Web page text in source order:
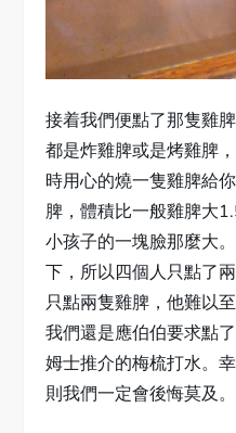
接着我們便點了那隻雞
都是炸雞脾或是烤雞脾
時用心的燒一隻雞脾給
脾，體積比一般雞脾大
小孩子的一塊臉那麼大
下，所以四個人只點了
只點兩隻雞脾，他難以
我們還是應伯伯要求點
姆士推介的梅梳打水。
則我們一定會後悔莫及。